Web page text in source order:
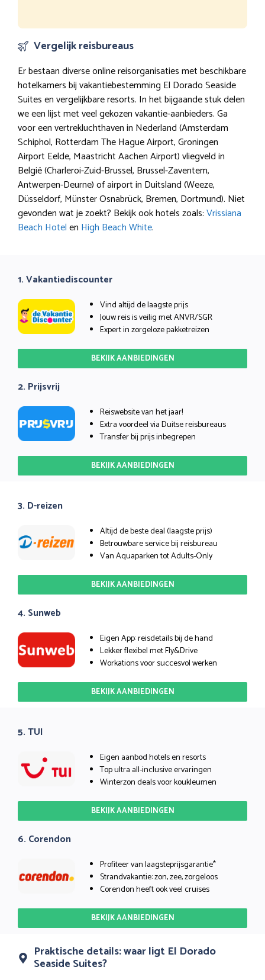
Vergelijk reisbureaus
Er bestaan diverse online reisorganisaties met beschikbare
hotelkamers bij vakantiebestemming El Dorado Seaside
Suites en vergelijkbare resorts. In het bijgaande stuk delen
we een lijst met veel gekozen vakantie-aanbieders. Ga
voor een vertrekluchthaven in Nederland (Amsterdam
Schiphol, Rotterdam The Hague Airport, Groningen
Airport Eelde, Maastricht Aachen Airport) vliegveld in
België (Charleroi-Zuid-Brussel, Brussel-Zaventem,
Antwerpen-Deurne) of airport in Duitsland (Weeze,
Düsseldorf, Münster Osnabrück, Bremen, Dortmund). Niet
gevonden wat je zoekt? Bekijk ook hotels zoals:Vrissiana
Beach Hotelen High Beach White.
1. Vakantiediscounter
Vind altijd de laagste prijs
Jouw reis is veilig met ANVR/SGR
Expert in zorgeloze pakketreizen
BEKIJK AANBIEDINGEN
2. Prijsvrij
Reiswebsite van het jaar!
Extra voordeel via Duitse reisbureaus
Transfer bij prijs inbegrepen
BEKIJK AANBIEDINGEN
3. D-reizen
Altijd de beste deal (laagste prijs)
Betrouwbare service bij reisbureau
Van Aquaparken tot Adults-Only
BEKIJK AANBIEDINGEN
4. Sunweb
Eigen App: reisdetails bij de hand
Lekker flexibel met Fly&Drive
Workations voor succesvol werken
BEKIJK AANBIEDINGEN
5. TUI
Eigen aanbod hotels en resorts
Top ultra all-inclusive ervaringen
Winterzon deals voor koukleumen
BEKIJK AANBIEDINGEN
6. Corendon
Profiteer van laagsteprijsgarantie*
Strandvakantie: zon, zee, zorgeloos
Corendon heeft ook veel cruises
BEKIJK AANBIEDINGEN
Praktische details: waar ligt El Dorado
Seaside Suites?